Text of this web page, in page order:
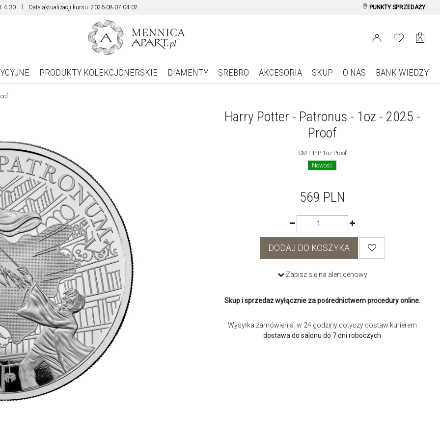
4.30 Data aktualizacji kursu: 2026-08-07 04:02 PUNKTY SPRZEDAŻY
PRODUKTY KOLEKCJONERSKIE DIAMENTY SREBRO AKCESORIA SKUP O NAS BANK WIEDZY
Harry Potter - Patronus - 1oz - 2025 -
Proof
SM-HP-P-1oz-Proof
Nowość
569 PLN
DODAJ DO KOSZYKA
Zapisz się na alert cenowy
Skup i sprzedaż wyłącznie za pośrednictwem procedury online.
Wysyłka zamówienia: w 24 godziny dotyczy dostaw kurierem
dostawa do salonu do 7 dni roboczych